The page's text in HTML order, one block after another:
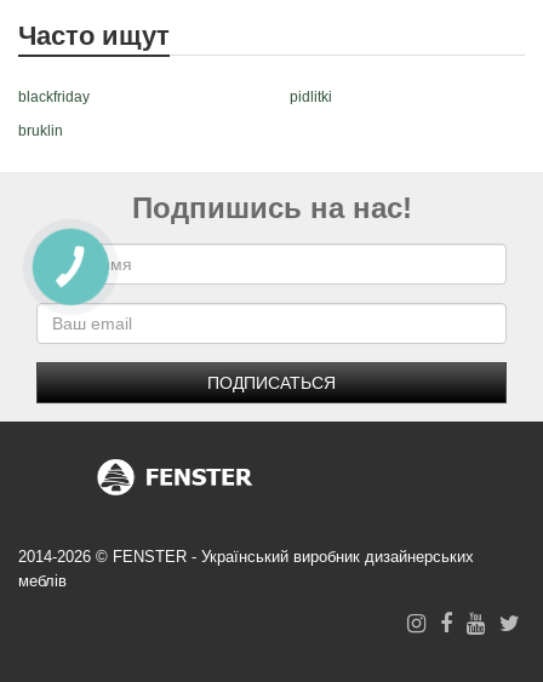
Часто ищут
blackfriday
pidlitki
bruklin
Подпишись на нас!
ПОДПИСАТЬСЯ
2014-2026 © FENSTER - Український виробник дизайнерських
меблів